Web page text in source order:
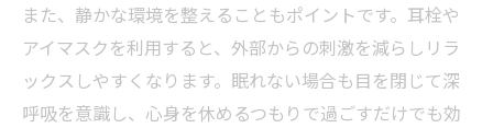
また、静かな環境を整えることもポイントです。耳栓や
アイマスクを利用すると、外部からの刺激を減らしリラ
ックスしやすくなります。眠れない場合も目を閉じて深
呼吸を意識し、心身を休めるつもりで過ごすだけでも効